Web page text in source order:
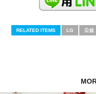
RELATED ITEMS LG 公益